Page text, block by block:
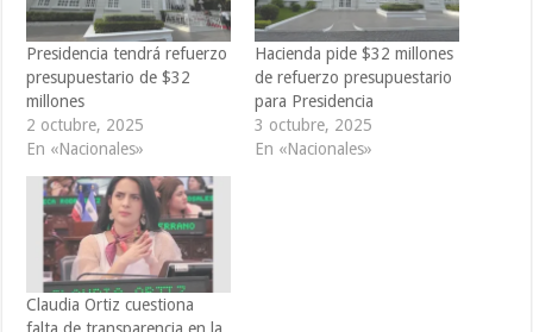
Presidencia tendrá refuerzo
presupuestario de $32
millones
2 octubre, 2025
En «Nacionales»
Hacienda pide $32 millones
de refuerzo presupuestario
para Presidencia
3 octubre, 2025
En «Nacionales»
Claudia Ortiz cuestiona